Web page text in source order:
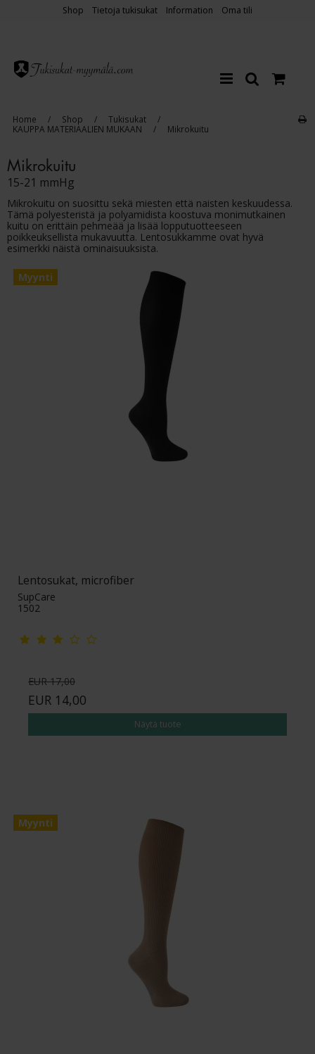
Shop Tietoja tukisukat Information Oma tili
Home / Shop / Tukisukat
/
KAUPPA MATERIAALIEN MUKAAN
/ Mikrokuitu
Mikrokuitu
15-21 mmHg
Mikrokuitu on suosittu sekä miesten että naisten keskuudessa.
Tämä polyesteristä ja polyamidista koostuva monimutkainen
kuitu on erittäin pehmeää ja lisää lopputuotteeseen
poikkeuksellista mukavuutta. Lentosukkamme ovat hyvä
esimerkki näistä ominaisuuksista.
Myynti
Lentosukat, microfiber
SupCare
1502
EUR 17,00
EUR 14,00
Näytä tuote
Myynti